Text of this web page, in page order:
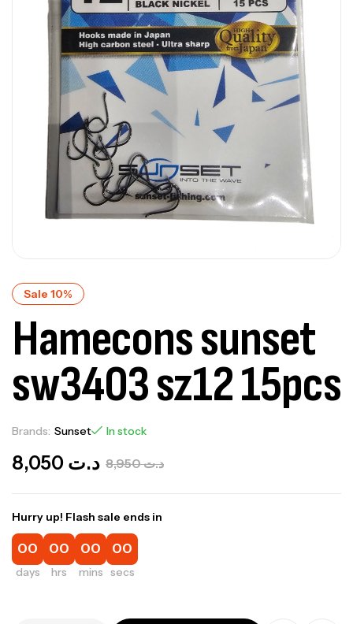
Sale 10%
Hamecons sunset
sw3403 sz12 15pcs
Brands: Sunset In stock
د.ت8,950 د.ت
Hurry up! Flash sale ends in
00
days
00
hrs
00
mins
00
secs